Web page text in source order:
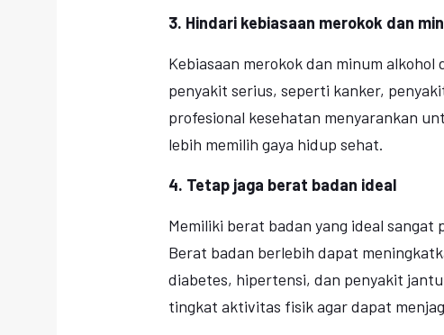
3. Hindari kebiasaan merokok dan
Kebiasaan merokok dan minum
penyakit serius, seperti kanker,
profesional kesehatan menyarankan
lebih memilih gaya hidup sehat.
4. Tetap jaga berat badan ideal
Memiliki berat badan yang ideal
Berat badan berlebih dapat
diabetes, hipertensi, dan penyakit
tingkat aktivitas fisik agar dapat